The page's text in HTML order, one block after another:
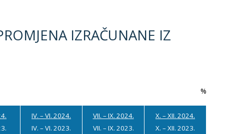
IZRAČUNANE IZ
%
IV. – VI. 2024.
IV. – VI. 2023.
VII. – IX. 2024.
VII. – IX. 2023.
X. – XII. 2024.
X. – XII. 2023.